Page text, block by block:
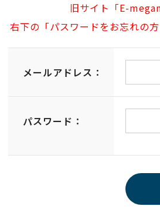
旧サイト「E-
右下の「パスワードをお忘れの
メールアドレス：
パスワード：